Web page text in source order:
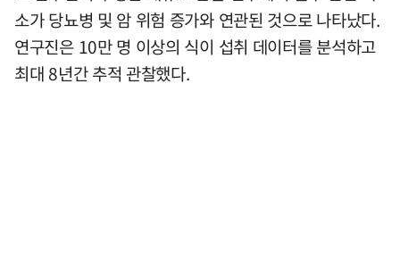
소가 당뇨병 및 암 위험 증가와 연관된 것으로 나타났다.
연구진은 10만 명 이상의 식이 섭취 데이터를 분석하고
최대 8년간 추적 관찰했다.